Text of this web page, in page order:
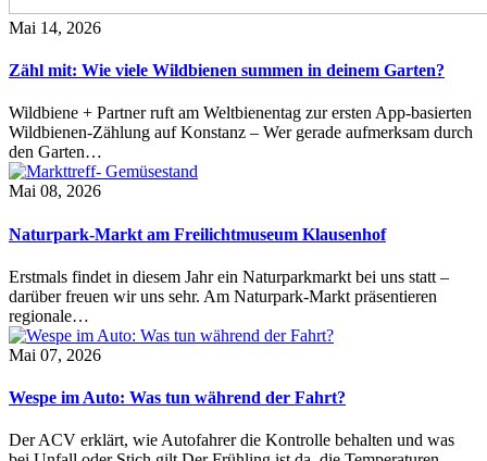
Mai 14, 2026
Zähl mit: Wie viele Wildbienen summen in deinem Garten?
Wildbiene + Partner ruft am Weltbienentag zur ersten App-basierten
Wildbienen-Zählung auf Konstanz – Wer gerade aufmerksam durch
den Garten…
Mai 08, 2026
Naturpark-Markt am Freilichtmuseum Klausenhof
Erstmals findet in diesem Jahr ein Naturparkmarkt bei uns statt –
darüber freuen wir uns sehr. Am Naturpark-Markt präsentieren
regionale…
Mai 07, 2026
Wespe im Auto: Was tun während der Fahrt?
Der ACV erklärt, wie Autofahrer die Kontrolle behalten und was